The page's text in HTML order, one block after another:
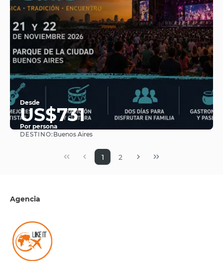
Desde
US$731
Por persona
DESTINO: Buenos Aires
1 2
Agencia